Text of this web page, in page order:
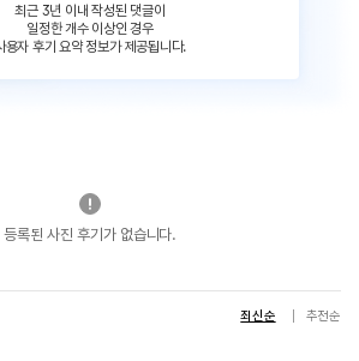
최근 3년 이내 작성된 댓글이
일정한 개수 이상인 경우
용자 후기 요약 정보가 제공됩니다.
등록된 사진 후기가 없습니다.
최신순 추천순